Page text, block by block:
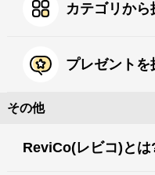
カテゴリから
プレゼントを
その他
ReviCo(レビコ)とは